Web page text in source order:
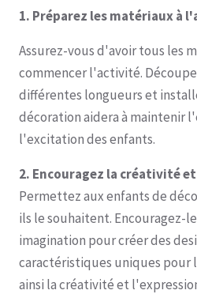
1. Préparez les matériaux à
Assurez-vous d'avoir tous les
commencer l'activité.
différentes longueurs et
décoration aidera à maintenir
l'excitation des enfants.
2. Encouragez la créativité
Permettez aux enfants de
ils le souhaitent. Encouragez-
imagination pour créer des
caractéristiques uniques pour
ainsi la créativité et